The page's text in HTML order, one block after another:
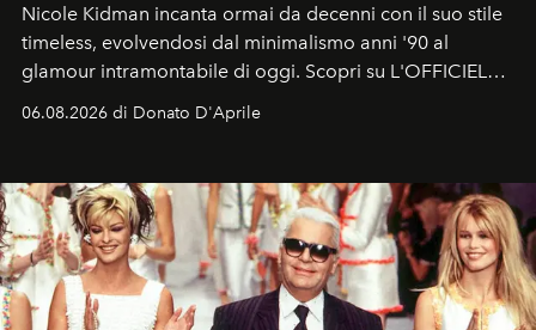
Nicole Kidman incanta ormai da decenni con il suo stile
timeless, evolvendosi dal minimalismo anni '90 al
glamour intramontabile di oggi. Scopri su L'OFFICIEL
06.08.2026 di Donato D'Aprile